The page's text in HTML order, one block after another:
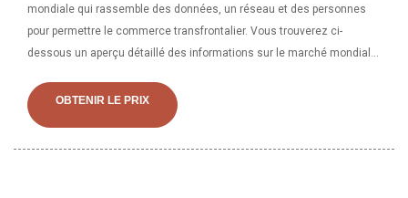
mondiale qui rassemble des données, un réseau et des personnes
pour permettre le commerce transfrontalier. Vous trouverez ci-
dessous un aperçu détaillé des informations sur le marché mondial
les meilleurs producteurs et producteurs. pays exportateurs, prix du
marché en temps réel, variétés de produits locaux, saisonnalité,
OBTENIR LE PRIX